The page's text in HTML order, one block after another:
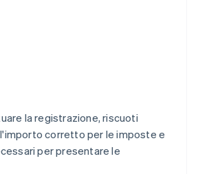
la registrazione, riscuoti
corretto per le imposte e
per presentare le
Cina